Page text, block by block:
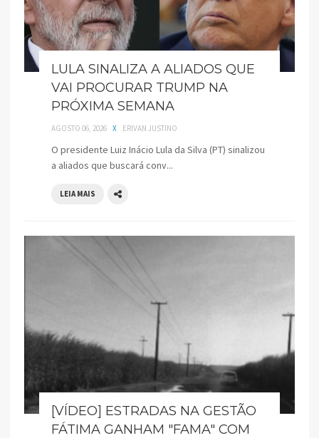
LULA SINALIZA A ALIADOS QUE
VAI PROCURAR TRUMP NA
PRÓXIMA SEMANA
AGOSTO 06, 2026 X ERIVAN JUSTINO
O presidente Luiz Inácio Lula da Silva (PT) sinalizou
a aliados que buscará conv...
LEIA MAIS
[VÍDEO] ESTRADAS NA GESTÃO
FÁTIMA GANHAM "FAMA" COM